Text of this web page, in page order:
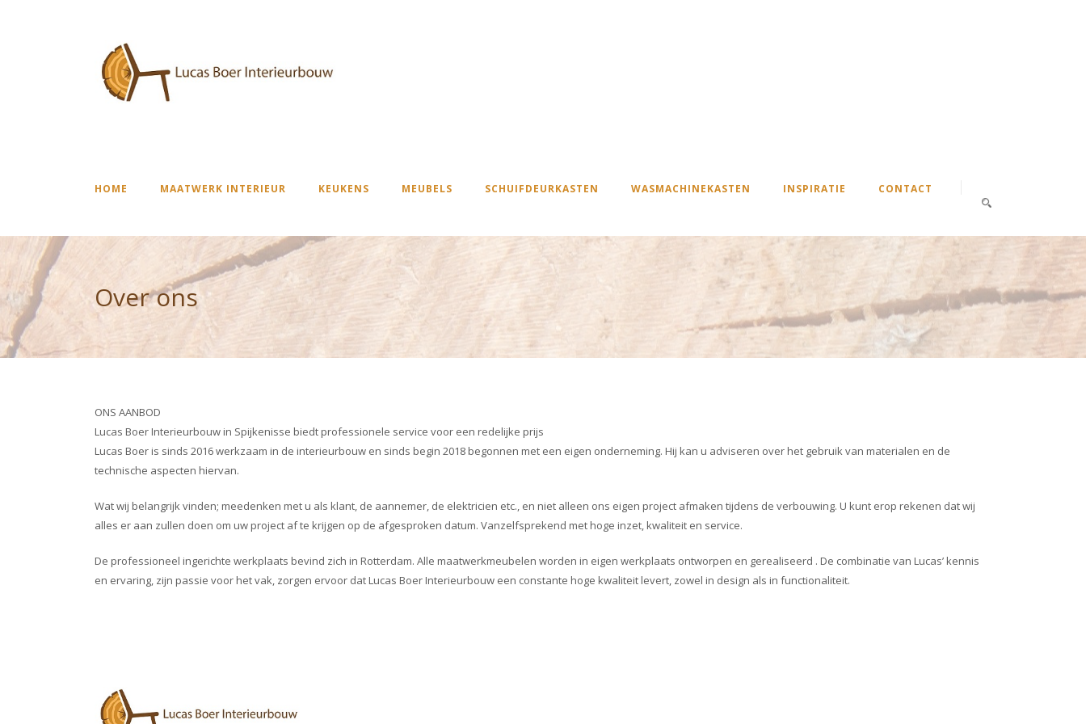
HOME MAATWERK INTERIEUR KEUKENS MEUBELS SCHUIFDEURKASTEN WASMACHINEKASTEN INSPIRATIE CONTACT
Over ons
ONS AANBOD
Lucas Boer Interieurbouw in Spijkenisse biedt professionele service voor een redelijke prijs
Lucas Boer is sinds 2016 werkzaam in de interieurbouw en sinds begin 2018 begonnen met een eigen onderneming. Hij kan u adviseren over het gebruik van materialen en de
technische aspecten hiervan.
Wat wij belangrijk vinden; meedenken met u als klant, de aannemer, de elektricien etc., en niet alleen ons eigen project afmaken tijdens de verbouwing. U kunt erop rekenen dat wij
alles er aan zullen doen om uw project af te krijgen op de afgesproken datum. Vanzelfsprekend met hoge inzet, kwaliteit en service.
De professioneel ingerichte werkplaats bevind zich in Rotterdam. Alle maatwerkmeubelen worden in eigen werkplaats ontworpen en gerealiseerd . De combinatie van Lucas’ kennis
en ervaring, zijn passie voor het vak, zorgen ervoor dat Lucas Boer Interieurbouw een constante hoge kwaliteit levert, zowel in design als in functionaliteit.